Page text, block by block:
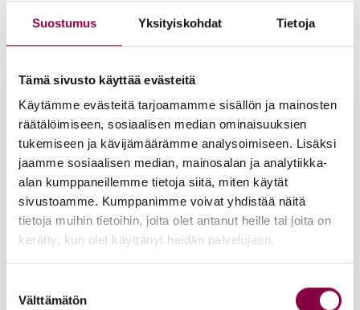
Suostumus Yksityiskohdat Tietoja
Tämä sivusto käyttää evästeitä
Käytämme evästeitä tarjoamamme sisällön ja mainosten
räätälöimiseen, sosiaalisen median ominaisuuksien
tukemiseen ja kävijämäärämme analysoimiseen. Lisäksi
jaamme sosiaalisen median, mainosalan ja analytiikka-
alan kumppaneillemme tietoja siitä, miten käytät
sivustoamme. Kumppanimme voivat yhdistää näitä
tietoja muihin tietoihin, joita olet antanut heille tai joita on
kerätty, kun olet käyttänyt heidän palvelujaan.
valinta
Välttämätön
13,00€
Lisää ostoskoriin